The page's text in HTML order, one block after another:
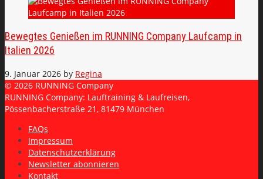
Bewegtes Genießen im RUNNING Company Laufcamp in
Italien 2026
9. Januar 2026 by Regina
© 2026 RUNNING Company
RUNNING Company: Lauftraining & Laufreisen,
Pössenbacherstraße 21, 81479 München
FAQs
Impressum
Datenschutzerklärung
Newsletter abonnieren
Kontakt